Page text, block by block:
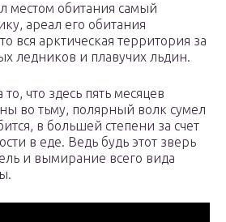
местом обитания самый
ареал его обитания
вся арктическая территория за
ледников и плавучих льдин.
что здесь пять месяцев
во тьму, полярный волк сумел
в большей степени за счет
в еде. Ведь будь этот зверь
и вымирание всего вида